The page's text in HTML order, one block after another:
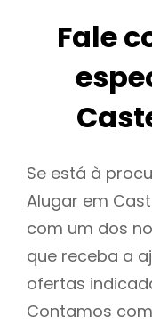
Fale
Se está à
Alugar em
com um dos
que receba a
ofertas
Contamos